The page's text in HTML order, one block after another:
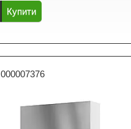
Купити
000007376